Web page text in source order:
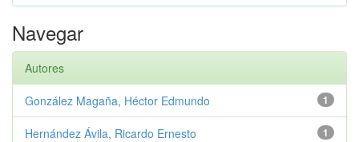
Navegar
Autores
1
González Magaña, Héctor Edmundo
1
Hernández Ávila, Ricardo Ernesto